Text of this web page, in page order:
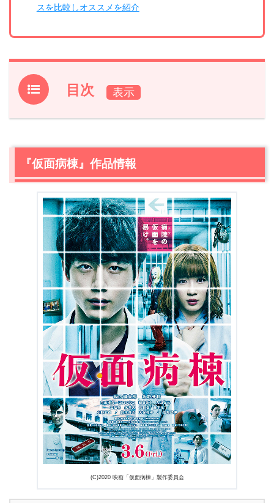
スを比較しオススメを紹介
目次
1.『仮面病棟』作品情報
3.『仮面病棟』主要キャスト
3.1坂口健太郎 / 役:速水秀吾
3.2永野芽郁 / 役:川崎瞳
3.3？？？？ / 役:ピエロ面の男
3.4高嶋政伸 / 役:田所三郎、内田理央 / 役:佐々木香、江口
のりこ / 役:東野良子
『仮面病棟』の監督・脚本情報
『仮面病棟』まとめ
『仮面病棟』作品情報
(C)2020 映画「仮面病棟」製作委員会